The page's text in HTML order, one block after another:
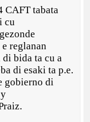
CAFT tabata
cu
reglanan
bida ta cu a
di esaki ta p.e.
gobierno di